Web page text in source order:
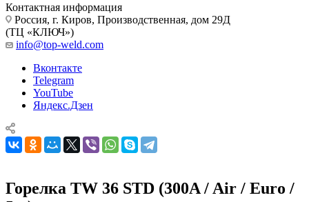
Контактная информация
Россия, г. Киров, Производственная, дом 29Д
(ТЦ «КЛЮЧ»)
info@top-weld.com
Вконтакте
Telegram
YouTube
Яндекс.Дзен
Горелка TW 36 STD (300A / Air / Euro /